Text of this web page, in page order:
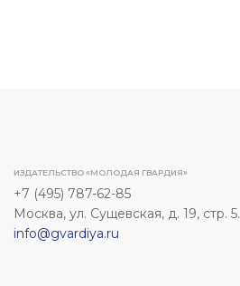
ИЗДАТЕЛЬСТВО «МОЛОДАЯ ГВАРДИЯ»
+7 (495) 787-62-85
Москва, ул. Сущевская, д. 19, стр. 5.
info@gvardiya.ru